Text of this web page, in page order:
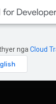
nga Cloud